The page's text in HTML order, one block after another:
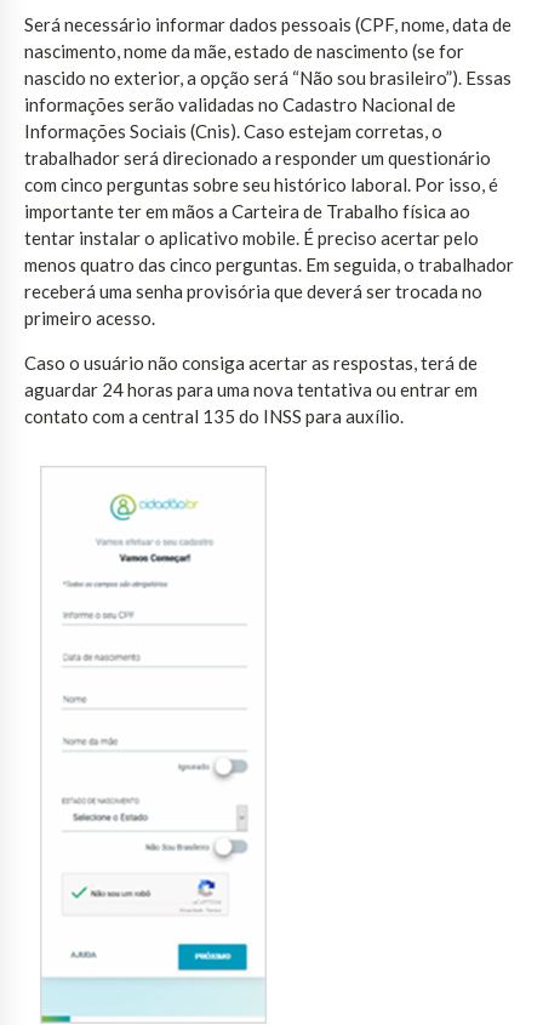
Será necessário informar dados pessoais (CPF, nome, data de
nascimento, nome da mãe, estado de nascimento (se for
nascido no exterior, a opção será “Não sou brasileiro”). Essas
informações serão validadas no Cadastro Nacional de
Informações Sociais (Cnis). Caso estejam corretas, o
trabalhador será direcionado a responder um questionário
com cinco perguntas sobre seu histórico laboral. Por isso, é
importante ter em mãos a Carteira de Trabalho física ao
tentar instalar o aplicativo mobile. É preciso acertar pelo
menos quatro das cinco perguntas. Em seguida, o trabalhador
receberá uma senha provisória que deverá ser trocada no
primeiro acesso.
Caso o usuário não consiga acertar as respostas, terá de
aguardar 24 horas para uma nova tentativa ou entrar em
contato com a central 135 do INSS para auxílio.